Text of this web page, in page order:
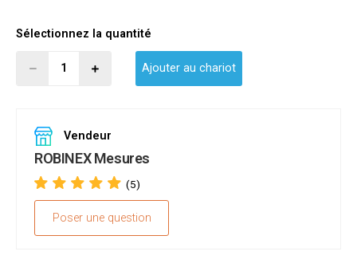
Sélectionnez la quantité
Ajouter au chariot
Vendeur
ROBINEX Mesures
(5)
Poser une question